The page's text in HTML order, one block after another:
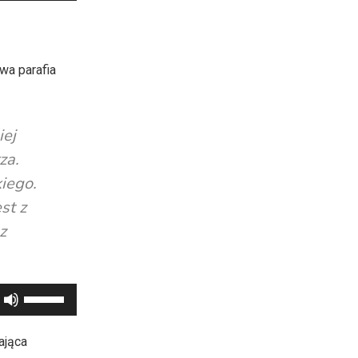
oraz
zmniejszyć
głośność.
parafia
z
strzałek